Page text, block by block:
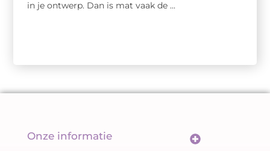
in je ontwerp. Dan is mat vaak de ...
Onze informatie